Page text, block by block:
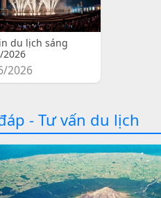
du lịch sáng
2026
2026
- Tư vấn du lịch